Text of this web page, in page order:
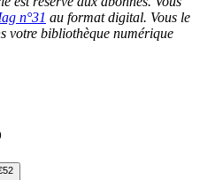
n°31 au format digital. Vous le
votre bibliothèque numérique